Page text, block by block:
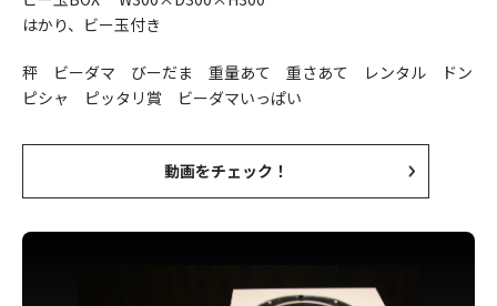
はかり、ビー玉付き
秤 ビーダマ びーだま 重量あて 重さあて レンタル ドン
ピシャ ピッタリ賞 ビーダマいっぱい
動画をチェック！